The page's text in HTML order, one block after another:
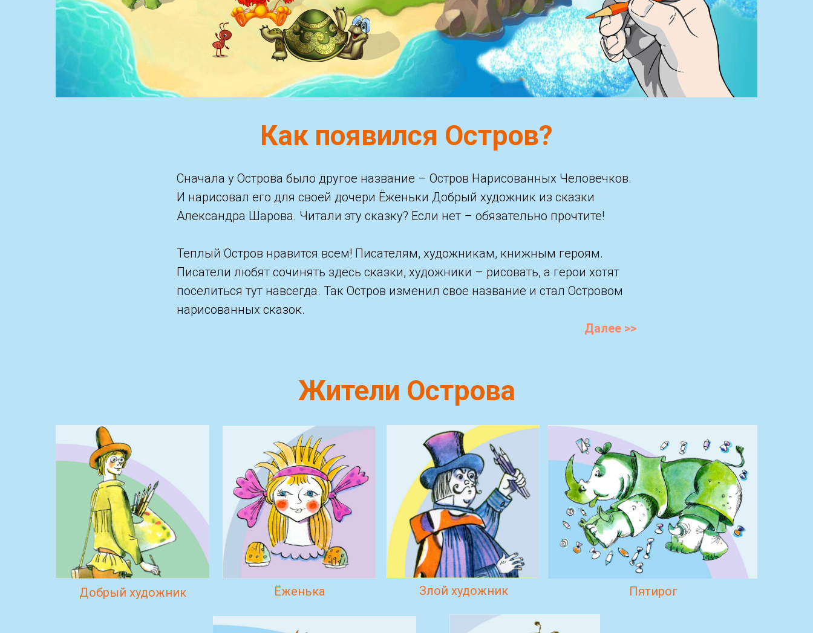
Как появился Остров?
Сначала у Острова было другое название – Остров Нарисованных Человечков.
И нарисовал его для своей дочери Ёженьки Добрый художник из сказки
Александра Шарова. Читали эту сказку? Если нет – обязательно прочтите!
Теплый Остров нравится всем! Писателям, художникам, книжным героям.
Писатели любят сочинять здесь сказки, художники – рисовать, а герои хотят
поселиться тут навсегда. Так Остров изменил свое название и стал Островом
нарисованных сказок.
Далее >>
Жители Острова
Добрый художник Ёженька Злой художник Пятирог